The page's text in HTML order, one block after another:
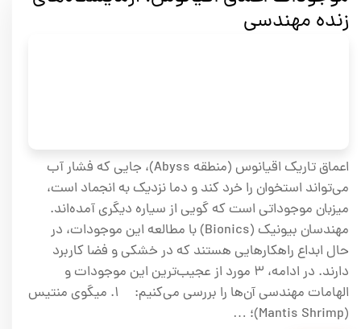
زنده مهندسی
اعماق تاریک اقیانوس (منطقه Abyss)، جایی که فشار آب
می‌تواند استخوان را خرد کند و دما نزدیک به انجماد است،
میزبان موجوداتی است که گویی از سیاره دیگری آمده‌اند.
مهندسان بیونیک (Bionics) با مطالعه این موجودات، در
حال ابداع راهکارهایی هستند که در خشکی و فضا کاربرد
دارند. در ادامه، ۳ مورد از عجیب‌ترین این موجودات و
الهامات مهندسی آن‌ها را بررسی می‌کنیم: ۱. میگوی منتیس
(Mantis Shrimp)؛ …